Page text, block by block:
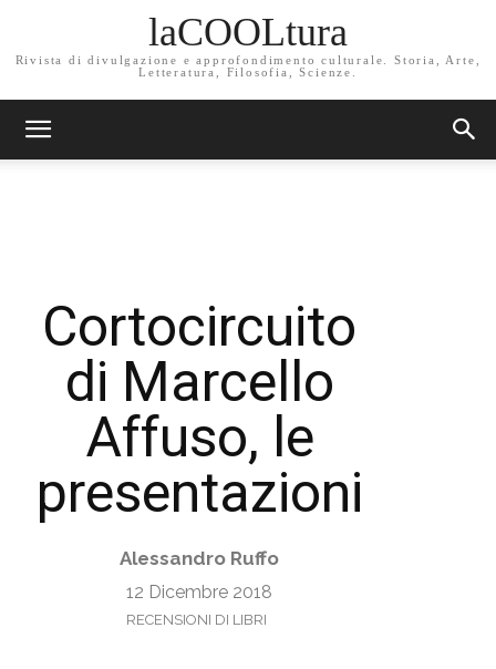
laCOOLtura
Rivista di divulgazione e approfondimento culturale. Storia, Arte,
Letteratura, Filosofia, Scienze.
Cortocircuito
di Marcello
Affuso, le
presentazioni
Alessandro Ruffo
12 Dicembre 2018
RECENSIONI DI LIBRI